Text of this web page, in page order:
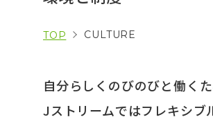
TOP CULTURE
自分らしくのびのびと働く
Jストリームではフレキシブ